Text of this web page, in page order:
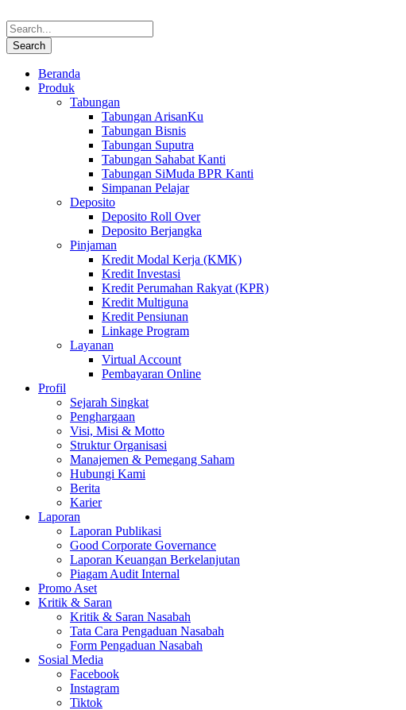
Beranda
Produk
Tabungan
Tabungan ArisanKu
Tabungan Bisnis
Tabungan Suputra
Tabungan Sahabat Kanti
Tabungan SiMuda BPR Kanti
Simpanan Pelajar
Deposito
Deposito Roll Over
Deposito Berjangka
Pinjaman
Kredit Modal Kerja (KMK)
Kredit Investasi
Kredit Perumahan Rakyat (KPR)
Kredit Multiguna
Kredit Pensiunan
Linkage Program
Layanan
Virtual Account
Pembayaran Online
Profil
Sejarah Singkat
Penghargaan
Visi, Misi & Motto
Struktur Organisasi
Manajemen & Pemegang Saham
Hubungi Kami
Berita
Karier
Laporan
Laporan Publikasi
Good Corporate Governance
Laporan Keuangan Berkelanjutan
Piagam Audit Internal
Promo Aset
Kritik & Saran
Kritik & Saran Nasabah
Tata Cara Pengaduan Nasabah
Form Pengaduan Nasabah
Sosial Media
Facebook
Instagram
Tiktok